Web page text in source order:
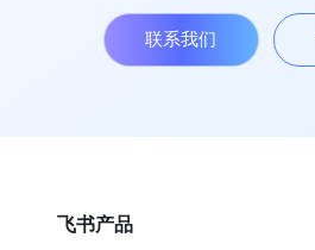
联系我们
飞书产品